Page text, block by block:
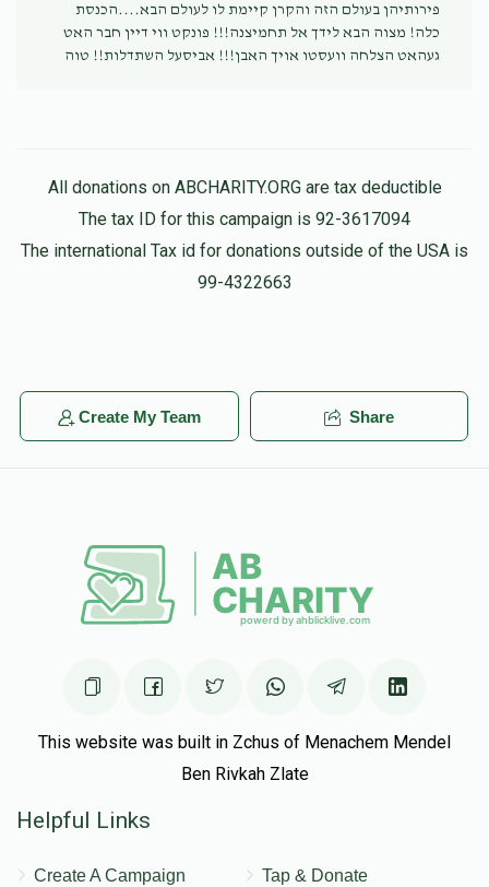
פירותיהן בעולם הזה והקרן קיימת לו לעולם הבא....הכנסת
כלה! מצוה הבא לידך אל תחמיצנה!!! פונקט ווי דיין חבר האט
געהאט הצלחה וועסטו אויך האבן!!! אביסעל השתדלות!! טוה
All donations on ABCHARITY.ORG are tax deductible
The tax ID for this campaign is 92-3617094
The international Tax id for donations outside of the USA is
99-4322663
Create My Team Share
This website was built in Zchus of Menachem Mendel
Ben Rivkah Zlate
Helpful Links
Create A Campaign
Tap & Donate